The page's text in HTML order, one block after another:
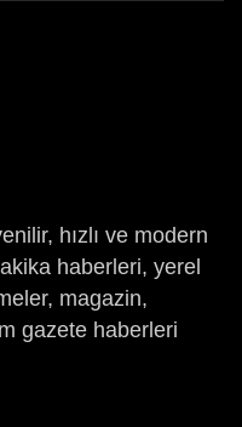
hızlı ve modern
haberleri, yerel
magazin,
gazete haberleri